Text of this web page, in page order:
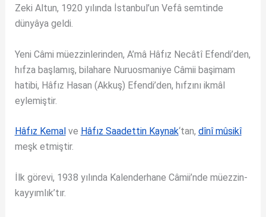
Zeki Altun, 1920 yılında İstanbul’un Vefâ semtinde
dünyâya geldi.
Yeni Câmi müezzinlerinden, A’mâ Hâfız Necâtî Efendi’den,
hıfza başlamış, bilahare Nuruosmaniye Câmii başimam
hatibi, Hâfız Hasan (Akkuş) Efendi’den, hıfzını ikmâl
eylemiştir.
Hâfız Kemal ve Hâfız Saadettin Kaynak‘tan, dînî mûsikî
meşk etmiştir.
İlk görevi, 1938 yılında Kalenderhane Câmii’nde müezzin-
kayyımlık’tır.